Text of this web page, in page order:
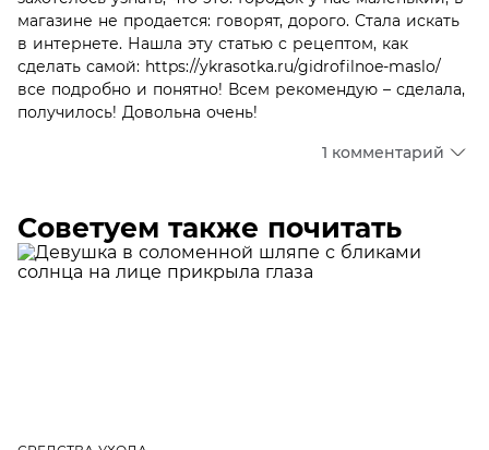
магазине не продается: говорят, дорого. Стала искать
в интернете. Нашла эту статью с рецептом, как
сделать самой: https://ykrasotka.ru/gidrofilnoe-maslo/
все подробно и понятно! Всем рекомендую – сделала,
получилось! Довольна очень!
1 комментарий
Советуем также почитать